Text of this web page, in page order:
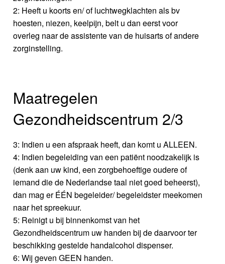
2: Heeft u koorts en/ of luchtwegklachten als bv
hoesten, niezen, keelpijn, belt u dan eerst voor
overleg naar de assistente van de huisarts of andere
zorginstelling.
Maatregelen
Gezondheidscentrum 2/3
3: Indien u een afspraak heeft, dan komt u ALLEEN.
4: Indien begeleiding van een patiënt noodzakelijk is
(denk aan uw kind, een zorgbehoeftige oudere of
iemand die de Nederlandse taal niet goed beheerst),
dan mag er ÉÉN begeleider/ begeleidster meekomen
naar het spreekuur.
5: Reinigt u bij binnenkomst van het
Gezondheidscentrum uw handen bij de daarvoor ter
beschikking gestelde handalcohol dispenser.
6: Wij geven GEEN handen.